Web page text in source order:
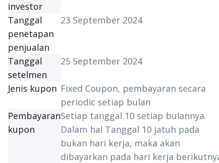
investor
Tanggal
penetapan
penjualan
23 September 2024
Tanggal
setelmen
25 September 2024
Jenis kupon Fixed Coupon, pembayaran secara
periodic setiap bulan
Pembayaran
kupon
Setiap tanggal 10 setiap bulannya.
Dalam hal Tanggal 10 jatuh pada
bukan hari kerja, maka akan
dibayarkan pada hari kerja